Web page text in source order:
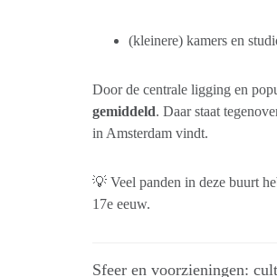
(kleinere) kamers en
Door de centrale ligging en
gemiddeld. Daar staat
in Amsterdam vindt.
💡 Veel panden in deze buurt
17e eeuw.
Sfeer en voorzieningen: